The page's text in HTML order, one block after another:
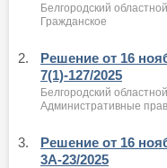
Белгородский
Гражданское
2.
Решение от 16
7(1)-127/2025
Белгородский
Административные
3.
Решение от 16
3А-23/2025